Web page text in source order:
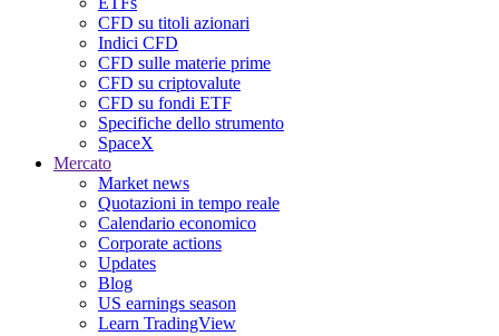
CFD su titoli azionari
Indici CFD
CFD sulle materie prime
CFD su criptovalute
CFD su fondi ETF
Specifiche dello strumento
SpaceX
Mercato
Market news
Quotazioni in tempo reale
Calendario economico
Corporate actions
Updates
Blog
US earnings season
Learn TradingView